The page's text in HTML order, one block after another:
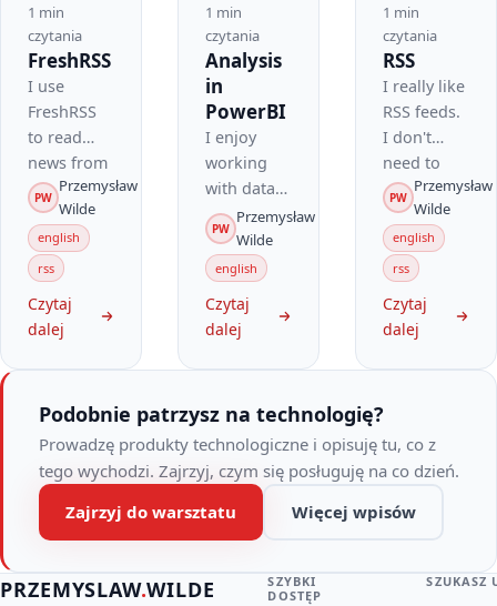
1 min
czytania
FreshRSS
I use
FreshRSS
to read
news from
many
different
sources.
It's a
to collect
news from
date with
news from
blogs
and…
PW
Przemysław
Wilde
english
rss
Czytaj
dalej
1 min
czytania
Analysis
in
PowerBI
I enjoy
working
with data
in PowerBI.
It's simple
and easy to
for the
people I
my
analysis.
PW
Przemysław
Wilde
english
Czytaj
dalej
1 min
czytania
RSS
I really like
RSS feeds.
I don't
need to
open tons
of
websites. I
use only
read them.
PW
Przemysław
Wilde
english
rss
Czytaj
dalej
Podobnie patrzysz na technologię?
Prowadzę produkty technologiczne i opisuję tu, co z
tego wychodzi. Zajrzyj, czym się posługuję na co dzień.
Zajrzyj do warsztatu
Więcej wpisów
PRZEMYSLAW.WILDE
SZYBKI
DOSTĘP
SZUKASZ